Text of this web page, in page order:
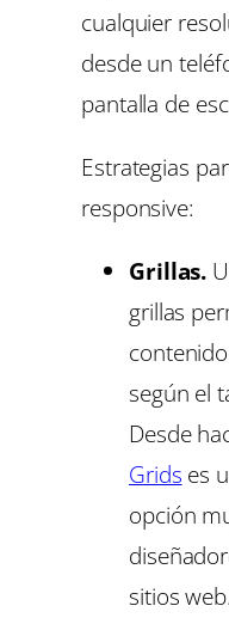
cualquier
desde un
pantalla de
Estrategias
responsive:
Grillas.
grillas
según el
Desde
Grids es
opción
sitios web.